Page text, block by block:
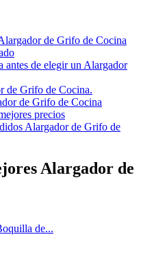
de Grifo de Cocina
antes de elegir un Alargador
de Grifo de Cocina.
de Grifo de Cocina
precios
Alargador de Grifo de
Alargador de
de...